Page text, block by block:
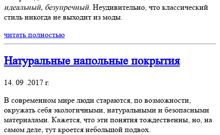
идеальный, безупречный. Неудивительно, что классический
стиль никогда не выходит из моды.
читать полностью
Натуральные напольные покрытия
14. 09 .2017 г.
В современном мире люди стараются, по возможности,
окружать себя экологичными, натуральными и безопасными
материалами. Кажется, что эти понятия тождественны, но, на
самом деле, тут кроется небольшой подвох.